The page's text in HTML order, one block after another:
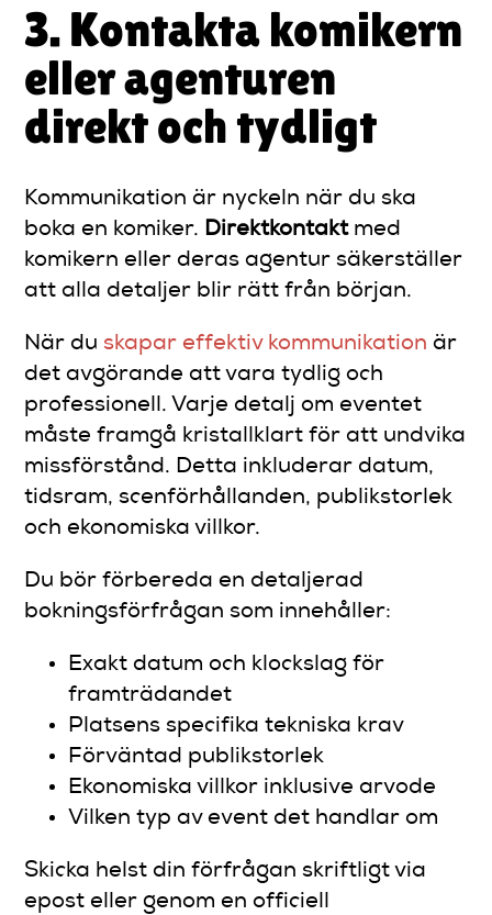
3. Kontakta komikern
eller agenturen
direkt och tydligt
Kommunikation är nyckeln när du ska
boka en komiker. Direktkontaktmed
komikern eller deras agentur säkerställer
att alla detaljer blir rätt från början.
När du skapar effektiv kommunikation är
det avgörande att vara tydlig och
professionell. Varje detalj om eventet
måste framgå kristallklart för att undvika
missförstånd. Detta inkluderar datum,
tidsram, scenförhållanden, publikstorlek
och ekonomiska villkor.
Du bör förbereda en detaljerad
bokningsförfrågan som innehåller:
Exakt datum och klockslag för
framträdandet
Platsens specifika tekniska krav
Förväntad publikstorlek
Ekonomiska villkor inklusive arvode
Vilken typ av event det handlar om
Skicka helst din förfrågan skriftligt via
epost eller genom en officiell